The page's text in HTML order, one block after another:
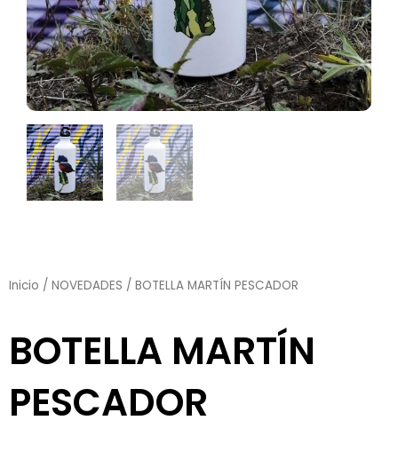
Inicio / NOVEDADES / BOTELLA MARTÍN PESCADOR
BOTELLA MARTÍN
PESCADOR